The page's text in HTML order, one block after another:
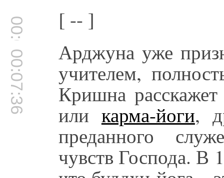
00:07:15 [ -- ]
00:07:36 Арджуна уже
учителем,
Кришна
или карма-йоги,
преданного
чувств Господа. В